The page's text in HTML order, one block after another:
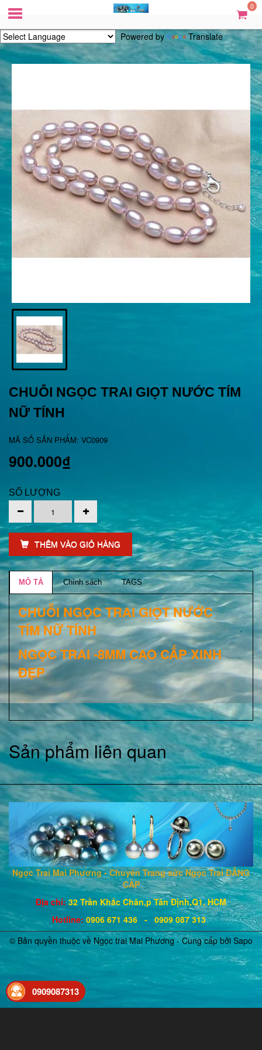
0
Powered by Translate
CHUỖI NGỌC TRAI GIỌT NƯỚC TÍM
NỮ TÍNH
MÃ SỐ SẢN PHẨM: VC0909
900.000₫
SỐ LƯỢNG
THÊM VÀO GIỎ HÀNG
MÔ TẢ Chính sách TAGS
CHUỖI NGỌC TRAI GIỌT NƯỚC
TÍM NỮ TÍNH
NGỌC TRAI -8MM CAO CẤP XINH
ĐẸP
Sản phẩm liên quan
Ngọc Trai Mai Phương - Chuyên Trang sức Ngọc Trai ĐẲNG
CẤP
Địa chỉ: 32 Trần Khắc Chân,p Tân Định,Q1, HCM
Hotline: 0906 671 436 - 0909 087 313
© Bản quyền thuộc về Ngọc trai Mai Phương - Cung cấp bởi Sapo
0909087313